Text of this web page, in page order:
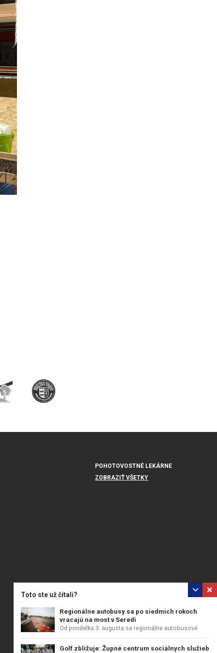
Toto ste už čítali?
Regionálne autobusy sa po siedmich rokoch
vracajú na most v Seredi
Od pondelka 3. augusta sa regionálne autobusové
linky...
Golf zbližuje: Župné centrum sociálnych služieb
POHOTOVOSTNÉ LEKÁRNE
ZOBRAZIŤ VŠETKY